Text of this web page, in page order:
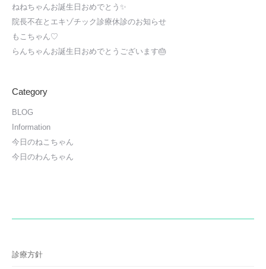
ねねちゃんお誕生日おめでとう✨
院長不在とエキゾチック診療休診のお知らせ
もこちゃん♡
らんちゃんお誕生日おめでとうございます🎂
Category
BLOG
Information
今日のねこちゃん
今日のわんちゃん
診療方針